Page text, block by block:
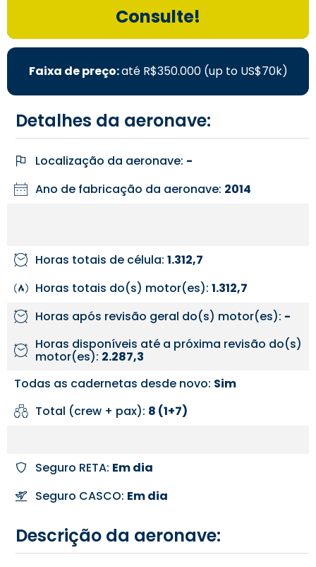
Consulte!
Faixa de preço:até R$350.000 (up to US$70k)
Detalhes da aeronave:
Localização da aeronave: -
Ano de fabricação da aeronave: 2014
Horas totais de célula: 1.312,7
Horas totais do(s) motor(es): 1.312,7
Horas após revisão geral do(s) motor(es): -
Horas disponíveis até a próxima revisão do(s)
motor(es): 2.287,3
Todas as cadernetas desde novo: Sim
Total (crew + pax): 8 (1+7)
Seguro RETA: Em dia
Seguro CASCO: Em dia
Descrição da aeronave: